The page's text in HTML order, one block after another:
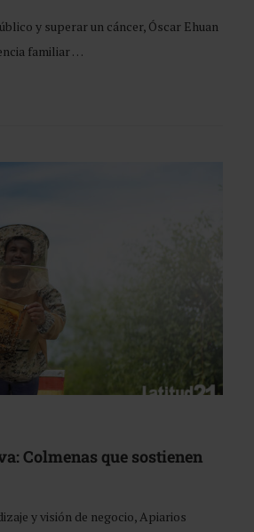
y superar un cáncer, Óscar Ehuan
familiar …
Colmenas que sostienen
y visión de negocio, Apiarios